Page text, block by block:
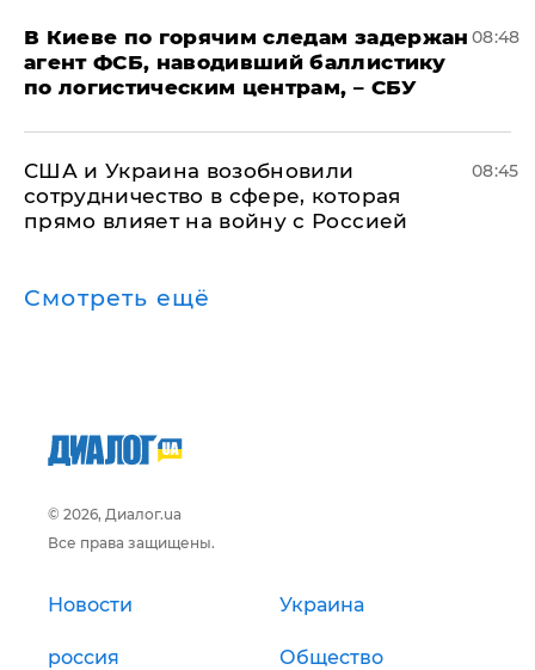
В Киеве по горячим следам задержан
агент ФСБ, наводивший баллистику
по логистическим центрам, – СБУ
08:48
США и Украина возобновили
сотрудничество в сфере, которая
прямо влияет на войну с Россией
08:45
Смотреть ещё
© 2026, Диалог.ua
Все права защищены.
Новости Украина
россия Общество